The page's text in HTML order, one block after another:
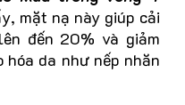
mặt nạ này giúp cải
đến 20% và giảm
da như nếp nhăn